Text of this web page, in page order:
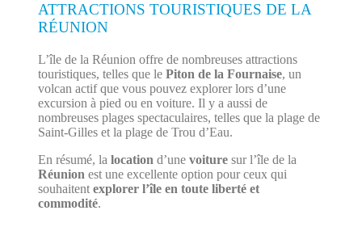
ATTRACTIONS TOURISTIQUES DE LA
RÉUNION
L’île de la Réunion offre de nombreuses attractions
touristiques, telles que le Piton de la Fournaise, un
volcan actif que vous pouvez explorer lors d’une
excursion à pied ou en voiture. Il y a aussi de
nombreuses plages spectaculaires, telles que la plage de
Saint-Gilles et la plage de Trou d’Eau.
En résumé, la location d’unevoituresur l’île de la
Réunion est une excellente option pour ceux qui
souhaitent explorer l’île en toute liberté et
commodité.